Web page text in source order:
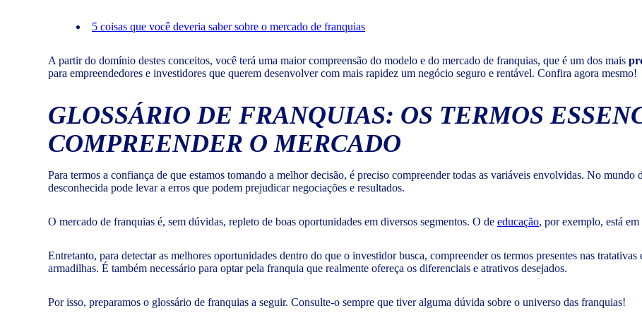
5 coisas que você deveria saber sobre o mercado de franquias
A partir do domínio destes conceitos, você terá uma maior compreensão do modelo e do mercado de franquias, que é um dos mais
para empreendedores e investidores que querem desenvolver com mais rapidez um negócio seguro e rentável. Confira agora mesmo!
GLOSSÁRIO DE FRANQUIAS: OS TERMOS
COMPREENDER O MERCADO
Para termos a confiança de que estamos tomando a melhor decisão, é preciso compreender todas as variáveis envolvidas. No mundo
desconhecida pode levar a erros que podem prejudicar negociações e resultados.
O mercado de franquias é, sem dúvidas, repleto de boas oportunidades em diversos segmentos. O de educação, por exemplo, está em
Entretanto, para detectar as melhores oportunidades dentro do que o investidor busca, compreender os termos presentes nas
armadilhas. É também necessário para optar pela franquia que realmente ofereça os diferenciais e atrativos desejados.
Por isso, preparamos o glossário de franquias a seguir. Consulte-o sempre que tiver alguma dúvida sobre o universo das franquias!